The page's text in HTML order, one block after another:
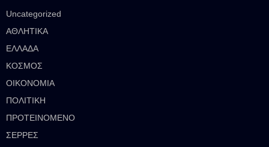
Uncategorized
ΑΘΛΗΤΙΚΑ
ΕΛΛΑΔΑ
ΚΟΣΜΟΣ
ΟΙΚΟΝΟΜΙΑ
ΠΟΛΙΤΙΚΗ
ΠΡΟΤΕΙΝΟΜΕΝΟ
ΣΕΡΡΕΣ